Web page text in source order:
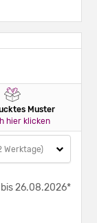
Muster
hier klicken
Werktage)
bis 26.08.2026*